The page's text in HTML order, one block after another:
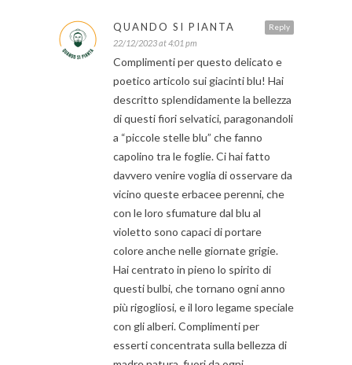
Reply
QUANDO SI PIANTA
22/12/2023 at 4:01 pm
Complimenti per questo delicato e
poetico articolo sui giacinti blu! Hai
descritto splendidamente la bellezza
di questi fiori selvatici, paragonandoli
a “piccole stelle blu” che fanno
capolino tra le foglie. Ci hai fatto
davvero venire voglia di osservare da
vicino queste erbacee perenni, che
con le loro sfumature dal blu al
violetto sono capaci di portare
colore anche nelle giornate grigie.
Hai centrato in pieno lo spirito di
questi bulbi, che tornano ogni anno
più rigogliosi, e il loro legame speciale
con gli alberi. Complimenti per
esserti concentrata sulla bellezza di